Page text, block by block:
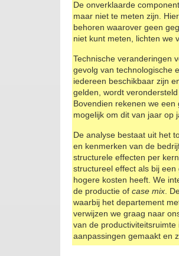
De onverklaarde
maar niet te meten zijn.
behoren waarover geen
niet kunt meten, lichten we
Technische veranderingen
gevolg van technologische
iedereen beschikbaar zijn
gelden, wordt
Bovendien rekenen we
mogelijk om dit van jaar op
De analyse bestaat uit het
en kenmerken van de
structurele effecten per
structureel effect als bij
hogere kosten heeft. We
de productie of case mix .
waarbij het departement
verwijzen we graag naar
van de
aanpassingen gemaakt en